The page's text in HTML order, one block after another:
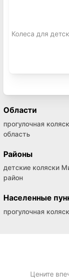
Колеса для
Области
прогулочная
область
Районы
детские коляски
район
Населенные
прогулочная
Цените